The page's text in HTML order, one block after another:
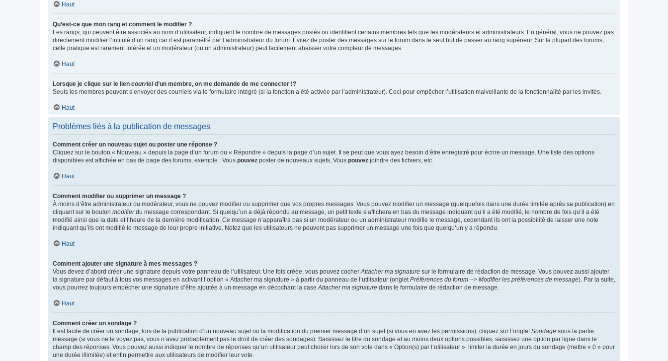
Haut
Qu’est-ce que mon rang et comment le modifier ?
Les rangs, qui peuvent être associés au nom d’utilisateur, indiquent le nombre de messages postés ou identifient certains membres tels que les modérateurs et administrateurs. En général, vous ne pouvez pas
directement modifier l’intitulé d’un rang car il est paramétré par l’administrateur du forum. Évitez de poster des messages sur le forum dans le seul but de passer au rang supérieur. Sur la plupart des forums,
cette pratique est rarement tolérée et un modérateur (ou un administrateur) peut facilement abaisser votre compteur de messages.
Haut
Lorsque je clique sur le lien courrield’un membre, on me demande de me connecter !?
Seuls les membres peuvent s’envoyer des courriels via le formulaire intégré (si la fonction a été activée par l’administrateur). Ceci pour empêcher l’utilisation malveillante de la fonctionnalité par les invités.
Haut
Problèmes liés à la publication de messages
Comment créer un nouveau sujet ou poster une réponse ?
Cliquez sur le bouton « Nouveau » depuis la page d’un forum ou « Répondre » depuis la page d’un sujet. Il se peut que vous ayez besoin d’être enregistré pour écrire un message. Une liste des options
disponibles est affichée en bas de page des forums, exemple : Vous pouvez poster de nouveaux sujets, Vous pouvez joindre des fichiers, etc.
Haut
Comment modifier ou supprimer un message ?
À moins d’être administrateur ou modérateur, vous ne pouvez modifier ou supprimer que vos propres messages. Vous pouvez modifier un message (quelquefois dans une durée limitée après sa publication) en
cliquant sur le bouton modifierdu message correspondant. Si quelqu’un a déjà répondu au message, un petit texte s’affichera en bas du message indiquant qu’il a été modifié, le nombre de fois qu’il a été
modifié ainsi que la date et l’heure de la dernière modification. Ce message n’apparaîtra pas si un modérateur ou un administrateur modifie le message, cependant ils ont la possibilité de laisser une note
indiquant qu’ils ont modifié le message de leur propre initiative. Notez que les utilisateurs ne peuvent pas supprimer un message une fois que quelqu’un y a répondu.
Haut
Comment ajouter une signature à mes messages ?
Vous devez d’abord créer une signature depuis votre panneau de l’utilisateur. Une fois créée, vous pouvez cocher Attacher ma signature sur le formulaire de rédaction de message. Vous pouvez aussi ajouter
la signature par défaut à tous vos messages en activant l’option « Attacher ma signature » à partir du panneau de l’utilisateur (onglet Préférences du forum --> Modifier les préférences de message). Par la suite,
vous pourrez toujours empêcher une signature d’être ajoutée à un message en décochant la case Attacher ma signature dans le formulaire de rédaction de message.
Haut
Comment créer un sondage ?
Il est facile de créer un sondage, lors de la publication d’un nouveau sujet ou la modification du premier message d’un sujet (si vous en avez les permissions), cliquez sur l’onglet Sondage sous la partie
message (si vous ne le voyez pas, vous n’avez probablement pas le droit de créer des sondages). Saisissez le titre du sondage et au moins deux options possibles, saisissez une option par ligne dans le
champ des réponses. Vous pouvez aussi indiquer le nombre de réponses qu’un utilisateur peut choisir lors de son vote dans « Option(s) par l’utilisateur », limiter la durée en jours du sondage (mettre « 0 » pour
une durée illimitée) et enfin permettre aux utilisateurs de modifier leur vote.